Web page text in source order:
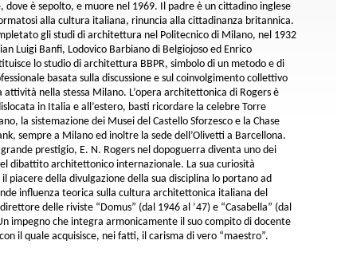
dove è sepolto, e muore nel 1969. Il padre è un cittadino inglese
alla cultura italiana, rinuncia alla cittadinanza britannica.
gli studi di architettura nel Politecnico di Milano, nel 1932
Luigi Banfi, Lodovico Barbiano di Belgiojoso ed Enrico
lo studio di architettura BBPR, simbolo di un metodo e di
basata sulla discussione e sul coinvolgimento collettivo
attività nella stessa Milano. L’opera architettonica di Rogers è
in Italia e all’estero, basti ricordare la celebre Torre
la sistemazione dei Musei del Castello Sforzesco e la Chase
sempre a Milano ed inoltre la sede dell’Olivetti a Barcellona.
prestigio, E. N. Rogers nel dopoguerra diventa uno dei
dibattito architettonico internazionale. La sua curiosità
piacere della divulgazione della sua disciplina lo portano ad
influenza teorica sulla cultura architettonica italiana del
delle riviste “Domus” (dal 1946 al ’47) e “Casabella” (dal
impegno che integra armonicamente il suo compito di docente
il quale acquisisce, nei fatti, il carisma di vero “maestro”.